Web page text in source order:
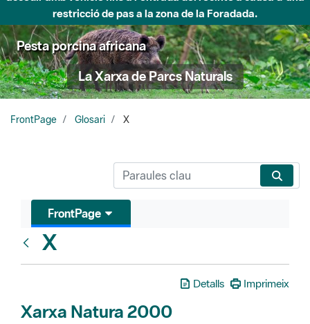
restricció de pas a la zona de la Foradada.
Pesta porcina africana
La Xarxa de Parcs Naturals
FrontPage Glosari X
FrontPage
X
Detalls Imprimeix
Xarxa Natura 2000